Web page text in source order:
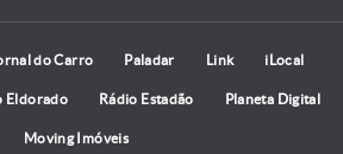
do Carro Paladar Link iLocal
Eldorado Rádio Estadão Planeta Digital
Moving Imóveis